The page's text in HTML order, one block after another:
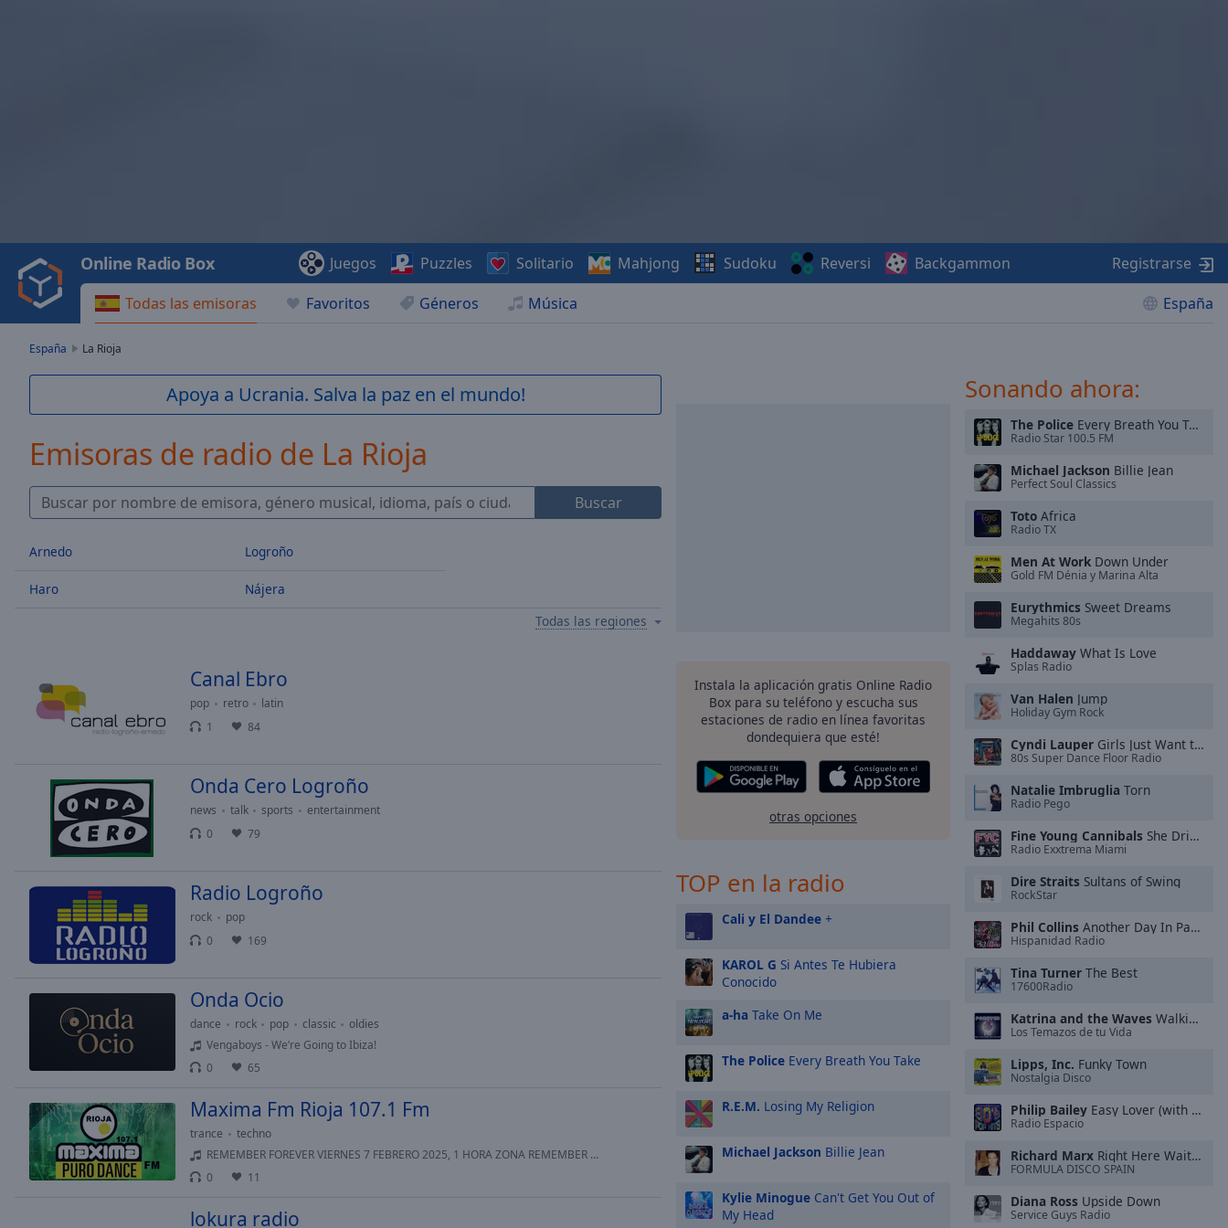
Video
Play
Backward
Skip
Current
Duration
-:-
Loaded:
Stream
Seek to
currently
Chapters
Chapters
Descriptions
descriptions
,
selected
Subtitles
settings,
opens
dialog
subtitles
off,
selected
Todas las emisoras Favoritos Géneros Música España
Online Radio Box Juegos Puzzles Solitario Mahjong Sudoku Reversi Backgammon Registrarse
España La Rioja
Apoya a Ucrania. Salva la paz en el mundo!
Emisoras de radio de La Rioja
Buscar
Arnedo
Haro
Logroño
Nájera
Todas las regiones
Canal Ebro
pop retro
latin
1
84
Onda Cero Logroño
news talk sports
entertainment
0
79
Radio Logroño
rock
pop
0
169
Onda Ocio
dance rock pop classic
oldies
Vengaboys - We’re Going to Ibiza!
0
65
Maxima Fm Rioja 107.1 Fm
trance
techno
REMEMBER FOREVER VIERNES 7 FEBRERO 2025, 1 HORA ZONA REMEMBER CON JOSEHOUSE
0
11
lokura radio
Instala la aplicación gratis Online Radio
Box para su teléfono y escucha sus
estaciones de radio en línea favoritas
dondequiera que esté!
otras opciones
TOP en la radio
Cali y El Dandee +
KAROL G Si Antes Te Hubiera
Conocido
a-ha Take On Me
The Police Every Breath You Take
R.E.M. Losing My Religion
Michael Jackson Billie Jean
Kylie Minogue Can't Get You Out of
My Head
Sonando ahora:
The Police Every Breath You Take
Radio Star 100.5 FM
Michael Jackson Billie Jean
Perfect Soul Classics
Toto Africa
Radio TX
Men At Work Down Under
Gold FM Dénia y Marina Alta
Eurythmics Sweet Dreams
Megahits 80s
Haddaway What Is Love
Splas Radio
Van Halen Jump
Holiday Gym Rock
Cyndi Lauper Girls Just Want to Have Fun
80s Super Dance Floor Radio
Natalie Imbruglia Torn
Radio Pego
Fine Young Cannibals She Drives Me Crazy
Radio Exxtrema Miami
Dire Straits Sultans of Swing
RockStar
Phil Collins Another Day In Paradise (2016 Remastered)
Hispanidad Radio
Tina Turner The Best
17600Radio
Katrina and the Waves Walking on Sunshine
Los Temazos de tu Vida
Lipps, Inc. Funky Town
Nostalgia Disco
Philip Bailey Easy Lover (with Phil Collins)
Radio Espacio
Richard Marx Right Here Waiting
FORMULA DISCO SPAIN
Diana Ross Upside Down
Service Guys Radio